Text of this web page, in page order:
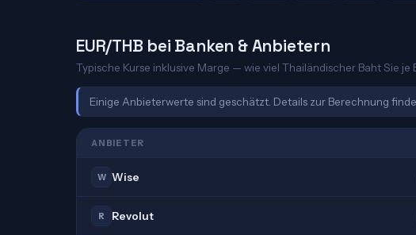
EUR/THB bei Banken & Anbietern
Typische Kurse inklusive Marge — wie viel Thailändischer Baht Sie je
Einige Anbieterwerte sind geschätzt. Details zur Berechnung
ANBIETER
W Wise
R Revolut